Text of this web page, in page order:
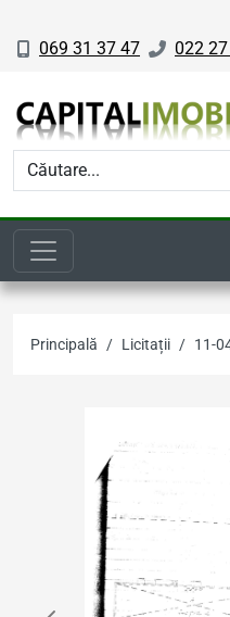
069 31 37 47 022
Principală Licitații 11-